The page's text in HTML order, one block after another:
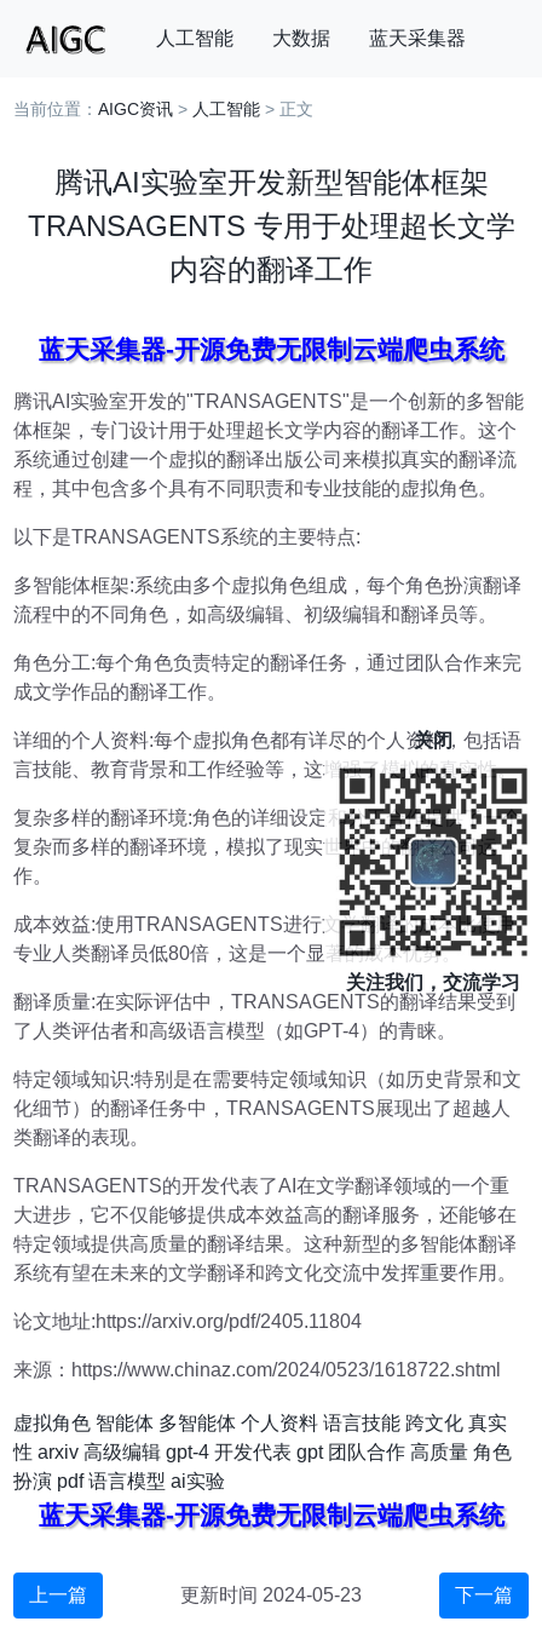
人工智能 大数据 蓝天采集器
搜索
当前位置：AIGC资讯 > 人工智能 > 正文
腾讯AI实验室开发新型智能体框架
TRANSAGENTS 专用于处理超长文学
内容的翻译工作
蓝天采集器-开源免费无限制云端爬虫系统
腾讯AI实验室开发的"TRANSAGENTS"是一个创新的多智能
体框架，专门设计用于处理超长文学内容的翻译工作。这个
系统通过创建一个虚拟的翻译出版公司来模拟真实的翻译流
程，其中包含多个具有不同职责和专业技能的虚拟角色。
以下是TRANSAGENTS系统的主要特点:
多智能体框架:系统由多个虚拟角色组成，每个角色扮演翻译
流程中的不同角色，如高级编辑、初级编辑和翻译员等。
角色分工:每个角色负责特定的翻译任务，通过团队合作来完
成文学作品的翻译工作。
详细的个人资料:每个虚拟角色都有详尽的个人资料，包括语
言技能、教育背景和工作经验等，这增强了模拟的真实性。
复杂多样的翻译环境:角色的详细设定和分工合作提供了一个
复杂而多样的翻译环境，模拟了现实世界中的翻译公司运
作。
成本效益:使用TRANSAGENTS进行文学翻译的成本比使用
专业人类翻译员低80倍，这是一个显著的成本优势。
翻译质量:在实际评估中，TRANSAGENTS的翻译结果受到
了人类评估者和高级语言模型（如GPT-4）的青睐。
特定领域知识:特别是在需要特定领域知识（如历史背景和文
化细节）的翻译任务中，TRANSAGENTS展现出了超越人
类翻译的表现。
TRANSAGENTS的开发代表了AI在文学翻译领域的一个重
大进步，它不仅能够提供成本效益高的翻译服务，还能够在
特定领域提供高质量的翻译结果。这种新型的多智能体翻译
系统有望在未来的文学翻译和跨文化交流中发挥重要作用。
论文地址:https://arxiv.org/pdf/2405.11804
来源：https://www.chinaz.com/2024/0523/1618722.shtml
虚拟角色 智能体 多智能体 个人资料 语言技能 跨文化 真实
性 arxiv 高级编辑 gpt-4 开发代表 gpt 团队合作 高质量 角色
扮演 pdf 语言模型 ai实验
蓝天采集器-开源免费无限制云端爬虫系统
上一篇 更新时间 2024-05-23 下一篇
关闭
关注我们，交流学习